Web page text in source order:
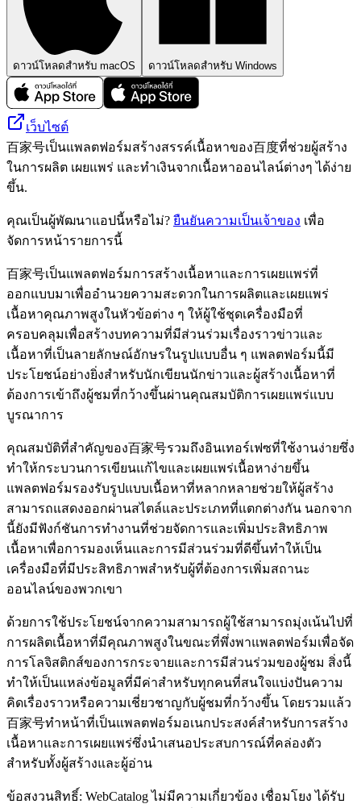
ดาวน์โหลดสำหรับ macOS ดาวน์โหลดสำหรับ Windows
เว็บไซต์
百家号เป็นแพลตฟอร์มสร้างสรรค์เนื้อหาของ百度ที่ช่วยผู้สร้าง
ในการผลิต เผยแพร่ และทำเงินจากเนื้อหาออนไลน์ต่างๆ ได้ง่าย
ขึ้น.
คุณเป็นผู้พัฒนาแอปนี้หรือไม่? ยืนยันความเป็นเจ้าของ เพื่อ
จัดการหน้ารายการนี้
百家号เป็นแพลตฟอร์มการสร้างเนื้อหาและการเผยแพร่ที่
ออกแบบมาเพื่ออำนวยความสะดวกในการผลิตและเผยแพร่
เนื้อหาคุณภาพสูงในหัวข้อต่าง ๆ ให้ผู้ใช้ชุดเครื่องมือที่
ครอบคลุมเพื่อสร้างบทความที่มีส่วนร่วมเรื่องราวข่าวและ
เนื้อหาที่เป็นลายลักษณ์อักษรในรูปแบบอื่น ๆ แพลตฟอร์มนี้มี
ประโยชน์อย่างยิ่งสำหรับนักเขียนนักข่าวและผู้สร้างเนื้อหาที่
ต้องการเข้าถึงผู้ชมที่กว้างขึ้นผ่านคุณสมบัติการเผยแพร่แบบ
บูรณาการ
คุณสมบัติที่สำคัญของ百家号รวมถึงอินเทอร์เฟซที่ใช้งานง่ายซึ่ง
ทำให้กระบวนการเขียนแก้ไขและเผยแพร่เนื้อหาง่ายขึ้น
แพลตฟอร์มรองรับรูปแบบเนื้อหาที่หลากหลายช่วยให้ผู้สร้าง
สามารถแสดงออกผ่านสไตล์และประเภทที่แตกต่างกัน นอกจาก
นี้ยังมีฟังก์ชันการทำงานที่ช่วยจัดการและเพิ่มประสิทธิภาพ
เนื้อหาเพื่อการมองเห็นและการมีส่วนร่วมที่ดีขึ้นทำให้เป็น
เครื่องมือที่มีประสิทธิภาพสำหรับผู้ที่ต้องการเพิ่มสถานะ
ออนไลน์ของพวกเขา
ด้วยการใช้ประโยชน์จากความสามารถผู้ใช้สามารถมุ่งเน้นไปที่
การผลิตเนื้อหาที่มีคุณภาพสูงในขณะที่พึ่งพาแพลตฟอร์มเพื่อจัด
การโลจิสติกส์ของการกระจายและการมีส่วนร่วมของผู้ชม สิ่งนี้
ทำให้เป็นแหล่งข้อมูลที่มีค่าสำหรับทุกคนที่สนใจแบ่งปันความ
คิดเรื่องราวหรือความเชี่ยวชาญกับผู้ชมที่กว้างขึ้น โดยรวมแล้ว
百家号ทำหน้าที่เป็นแพลตฟอร์มอเนกประสงค์สำหรับการสร้าง
เนื้อหาและการเผยแพร่ซึ่งนำเสนอประสบการณ์ที่คล่องตัว
สำหรับทั้งผู้สร้างและผู้อ่าน
ข้อสงวนสิทธิ์: WebCatalog ไม่มีความเกี่ยวข้อง เชื่อมโยง ได้รับ